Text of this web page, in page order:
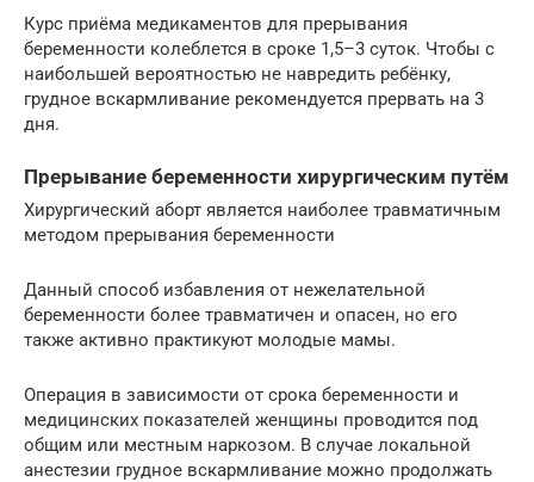
Курс приёма медикаментов для прерывания
беременности колеблется в сроке 1,5–3 суток. Чтобы с
наибольшей вероятностью не навредить ребёнку,
грудное вскармливание рекомендуется прервать на 3
дня.
Прерывание беременности хирургическим путём
Хирургический аборт является наиболее травматичным
методом прерывания беременности
Данный способ избавления от нежелательной
беременности более травматичен и опасен, но его
также активно практикуют молодые мамы.
Операция в зависимости от срока беременности и
медицинских показателей женщины проводится под
общим или местным наркозом. В случае локальной
анестезии грудное вскармливание можно продолжать